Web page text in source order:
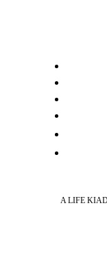
A LIFE